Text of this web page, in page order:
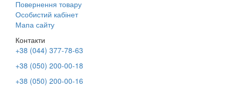
Повернення товару
Особистий кабінет
Мапа сайту
Контакти
+38 (044) 377-78-63
+38 (050) 200-00-18
+38 (050) 200-00-16